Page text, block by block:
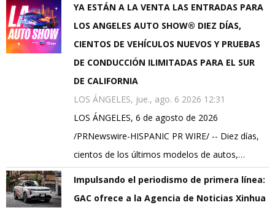
YA ESTÁN A LA VENTA LAS ENTRADAS PARA
LOS ANGELES AUTO SHOW® DIEZ DÍAS,
CIENTOS DE VEHÍCULOS NUEVOS Y PRUEBAS
DE CONDUCCIÓN ILIMITADAS PARA EL SUR
DE CALIFORNIA
LOS ÁNGELES, jue., ago. 6 2026 12:31
LOS ÁNGELES, 6 de agosto de 2026
/PRNewswire-HISPANIC PR WIRE/ -- Diez días,
cientos de los últimos modelos de autos,…
Impulsando el periodismo de primera línea:
GAC ofrece a la Agencia de Noticias Xinhua